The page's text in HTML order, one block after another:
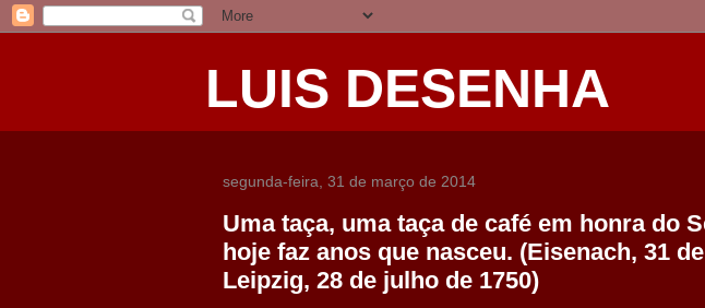
LUIS DESENHA
segunda-feira, 31 de março de 2014
Uma taça, uma taça de café em honra do
hoje faz anos que nasceu. (Eisenach, 31
Leipzig, 28 de julho de 1750)